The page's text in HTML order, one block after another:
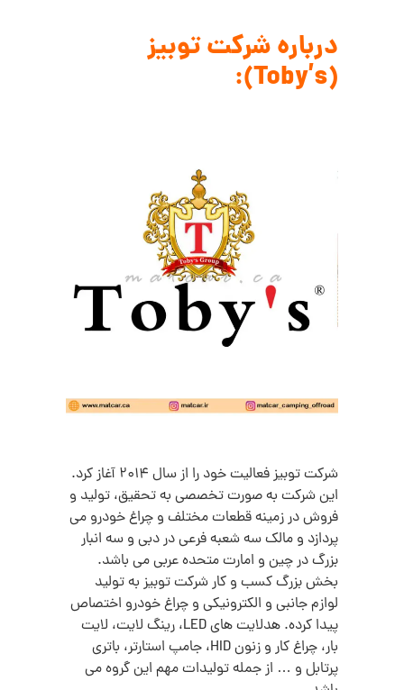
درباره شرکت توبیز
(Toby’s):
شرکت توبیز فعالیت خود را از سال 2014 آغاز کرد.
این شرکت به صورت تخصصی به تحقیق، تولید و
فروش در زمینه قطعات مختلف و چراغ خودرو می
پردازد و مالک سه شعبه فرعی در دبی و سه انبار
بزرگ در چین و امارت متحده عربی می باشد.
بخش بزرگ کسب و کار شرکت توبیز به تولید
لوازم جانبی و الکترونیکی و چراغ خودرو اختصاص
پیدا کرده. هدلایت های LED، رینگ لایت، لایت
بار، چراغ کار و زنون HID، جامپ استارتر، باتری
پرتابل و … از جمله تولیدات مهم این گروه می